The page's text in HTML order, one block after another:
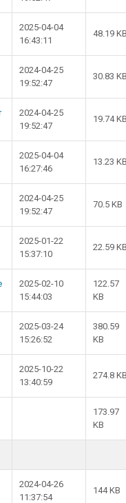
2025-04-04
16:43:11
48.19
2024-04-25
19:52:47
30.83
2024-04-25
19:52:47
19.74
2025-04-04
16:27:46
13.23
2024-04-25
19:52:47
70.5 KB
2025-01-22
15:37:10
22.59
2025-02-10
15:44:03
122.57
KB
2025-03-24
15:26:52
380.59
KB
2025-10-22
13:40:59
274.8
173.97
KB
2024-04-26
11:37:54
144 KB